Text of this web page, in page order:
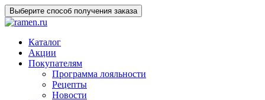
Выберите способ получения заказа
Каталог
Акции
Покупателям
Программа лояльности
Рецепты
Новости